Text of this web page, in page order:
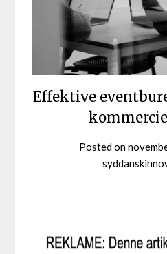
Effektive
Posted on